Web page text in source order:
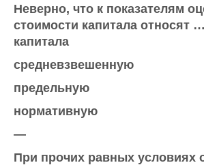
Неверно, что к показателям
стоимости капитала относят
капитала
средневзвешенную
предельную
нормативную
—
При прочих равных условиях